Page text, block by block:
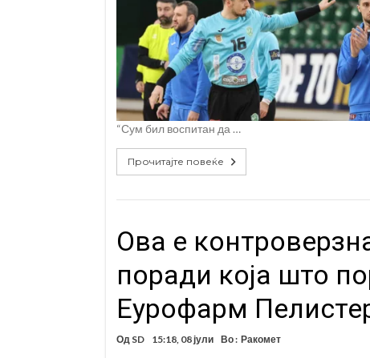
“Сум бил воспитан да …
Прочитајте повеќе
Oва е
поради која што
Еурофарм
Од SD 15:18, 08 јули Во : Ракомет